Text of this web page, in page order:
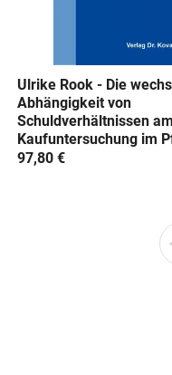
Ulrike Rook - Die
Abhängigkeit von
Schuldverhältnissen
Kaufuntersuchung im
97,80 €